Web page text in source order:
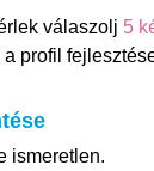
válaszolj 5
a profil
ismeretlen.